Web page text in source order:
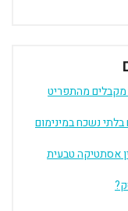
מקבלים מהתפריט
נשכח במינימום
אסתטיקה טבעית